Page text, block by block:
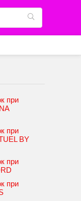
при
при
BY
при
при